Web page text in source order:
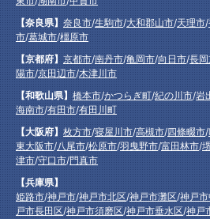
【奈良県】奈良市/生駒市/大和郡山市/天理市/
市/葛城市/橿原市
【京都府】京都市/南丹市/亀岡市/向日市/長
陽市/京田辺市/木津川市
【和歌山県】橋本市/かつらぎ町/紀の川市/岩
海南市/有田市/有田川町
【大阪府】枚方市/寝屋川市/高槻市/四條畷市/
東大阪市/八尾市/松原市/羽曳野市/富田林市/
津市/守口市/門真市
【兵庫県】
姫路市/神戸市/神戸市北区/神戸市灘区/神戸
戸市長田区/神戸市須磨区/神戸市垂水区/神戸